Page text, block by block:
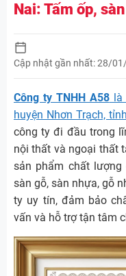
Nai: Tấm ốp,
Cập nhật gần nhất: 28/
Công ty TNHH A58là
huyện Nhơn Trạch,
công ty đi đầu trong
nội thất và ngoại thất
sản phẩm chất
sàn gỗ, sàn nhựa, gỗ
ty uy tín, đảm bảo
vấn và hỗ trợ tận tâm